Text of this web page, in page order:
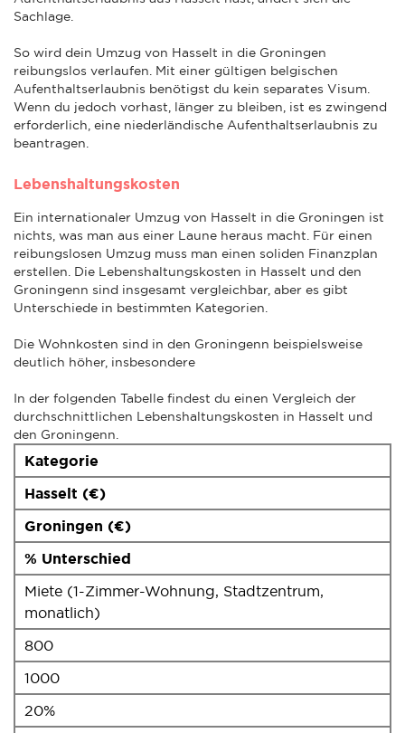
Sachlage.
So wird dein Umzug von Hasselt in die Groningen
reibungslos verlaufen. Mit einer gültigen belgischen
Aufenthaltserlaubnis benötigst du kein separates Visum.
Wenn du jedoch vorhast, länger zu bleiben, ist es zwingend
erforderlich, eine niederländische Aufenthaltserlaubnis zu
beantragen.
Lebenshaltungskosten
Ein internationaler Umzug von Hasselt in die Groningen ist
nichts, was man aus einer Laune heraus macht. Für einen
reibungslosen Umzug muss man einen soliden Finanzplan
erstellen. Die Lebenshaltungskosten in Hasselt und den
Groningenn sind insgesamt vergleichbar, aber es gibt
Unterschiede in bestimmten Kategorien.
Die Wohnkosten sind in den Groningenn beispielsweise
deutlich höher, insbesondere
In der folgenden Tabelle findest du einen Vergleich der
durchschnittlichen Lebenshaltungskosten in Hasselt und
den Groningenn.
Kategorie
Hasselt (€)
Groningen (€)
% Unterschied
Miete (1-Zimmer-Wohnung, Stadtzentrum,
monatlich)
800
1000
20%